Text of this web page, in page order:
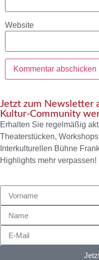
Website
Jetzt zum Newsletter
Kultur-Community
Erhalten Sie regelmäßig
Theaterstücken,
Interkulturellen Bühne
Highlights mehr verpassen!